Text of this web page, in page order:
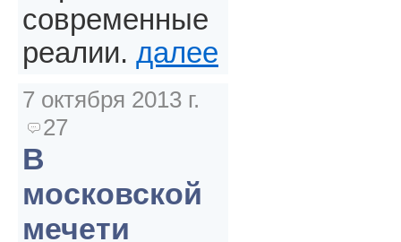
современные
реалии. далее
7 октября 2013 г.
27
В
московской
мечети